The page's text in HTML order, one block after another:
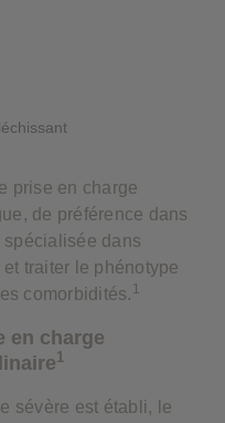
prise en charge
de préférence dans
dans
et traiter le phénotype
comorbidités. 1
en charge
1
sévère est établi, le